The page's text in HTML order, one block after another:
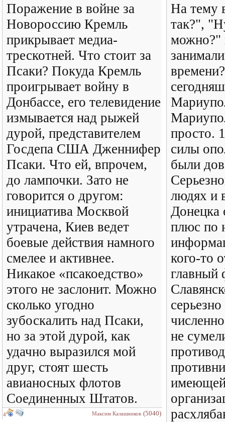
Поражение в войне за
Новороссию Кремль
прикрывает медиа-
трескотней. Что стоит за
Псаки? Покуда Кремль
проигрывает войну в
Донбассе, его телевидение
измывается над рыжей
дурой, представителем
Госдепа США Дженнифер
Псаки. Что ей, впрочем,
до лампочки. Зато не
говорится о другом:
инициатива Москвой
утрачена, Киев ведет
боевые действия намного
смелее и активнее.
Никакое «псакоедство»
этого не заслонит. Можно
сколько угодно
зубоскалить над Псаки,
но за этой дурой, как
удачно выразился мой
друг, стоят шесть
авианосных флотов
Соединенных Штатов.
4 Максим Калашников (5040)
На тему
так?",
можно?"
просто.
силы
были
людях и
Донецка
плюс по
кого-то
не